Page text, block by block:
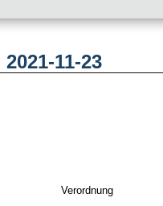
11-23
Verordnung